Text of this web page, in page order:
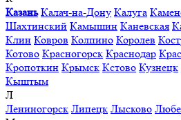
Казань Калач-на-Дону Калуга
Шахтинский Камышин Каневская
Клин Ковров Колпино Королев
Котово Красногорск Краснодар
Кропоткин Крымск Кстово Кузнецк
Кыштым
Л
Лениногорск Липецк Лысково